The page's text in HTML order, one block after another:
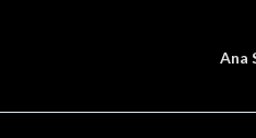
Ana